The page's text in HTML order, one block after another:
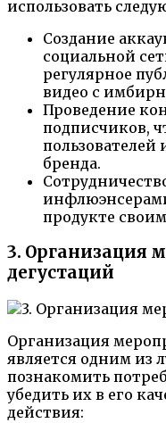
использовать
Создание
социальной
регулярное
видео с
Проведение
подписчиков,
пользователей
бренда.
продукте
3. Организация
дегустаций
Организация
является одним из
познакомить
убедить их в его
действия: